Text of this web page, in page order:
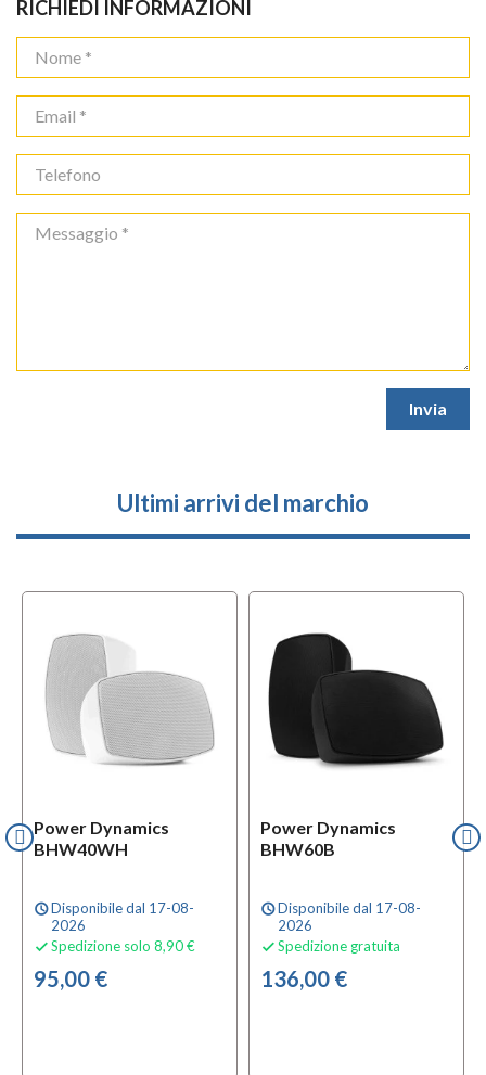
RICHIEDI INFORMAZIONI
Ultimi arrivi del marchio
Power Dynamics
BHW40WH
scheduleDisponibile dal 17-08-
2026
 Spedizione solo 8,90 €
95,00 €
Power Dynamics
BHW60B
scheduleDisponibile dal 17-08-
2026
 Spedizione gratuita
136,00 €